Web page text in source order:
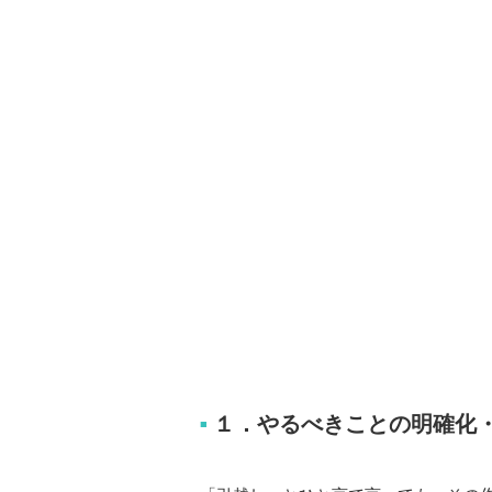
■ １．やるべきことの明確化